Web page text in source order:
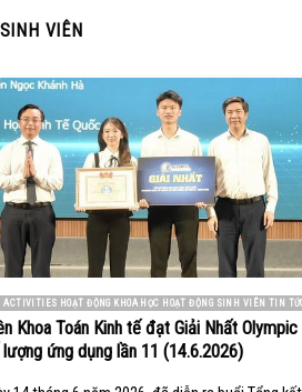
VIÊN
ACTIVITIES HOẠT ĐỘNG KHOA HỌC HOẠT ĐỘNG SINH VIÊN TIN
Khoa Toán Kinh tế đạt Giải Nhất Olympic
lượng ứng dụng lần 11 (14.6.2026)